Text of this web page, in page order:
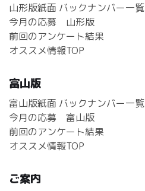
山形版紙面 バックナンバー一覧
今月の応募 山形版
前回のアンケート結果
オススメ情報TOP
富山版
富山版紙面 バックナンバー一覧
今月の応募 富山版
前回のアンケート結果
オススメ情報TOP
ご案内